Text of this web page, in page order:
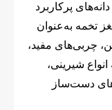
پرکاربرد
تخمه به‌عنوان
چربی‌های مفید،
شیرینی،
دست‌ساز